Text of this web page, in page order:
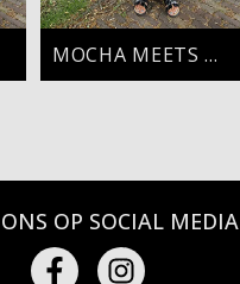
MOCHA MEETS OLIVE
OP SOCIAL MEDIA